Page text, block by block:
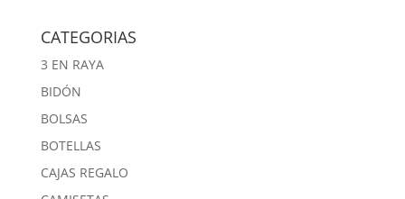
CATEGORIAS
3 EN RAYA
BIDÓN
BOLSAS
BOTELLAS
CAJAS REGALO